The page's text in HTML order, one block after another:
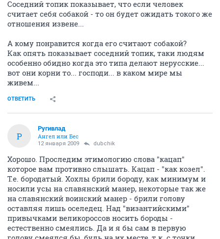
Соседний топик показывает, что если человек
считает себя собакой - то он будет ожидать токого же
отношения извене...
А кому понравится когда его считают собакой?
Как опять показывает соседний топик, таки людям
особенно обидно когда это типа делают нерусские...
вот они корни то... господи... в каком мире мы
живем...
ОТВЕТИТЬ
Р
Ругивлад
Ангел или Бес
12 января 2009 dubchik
Хорошо. Проследим этимологию слова "кацап"
которое вам противно слышать. Кацап - "как козел".
Т.е. бородатый. Хохлы брили бороду, как минимум и
носили усы на славянский манер, некоторые так же
на славянский воинский манер - брили голову
оставляя лишь оселедец. Над "византийскими"
привычками великороссов носить бороды -
естественно смеялись. Да и я бы сам в первую